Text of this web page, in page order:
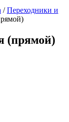
/Переходники и
(прямой)